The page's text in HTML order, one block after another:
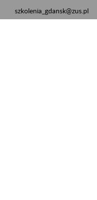
szkolenia_gdansk@zus.pl